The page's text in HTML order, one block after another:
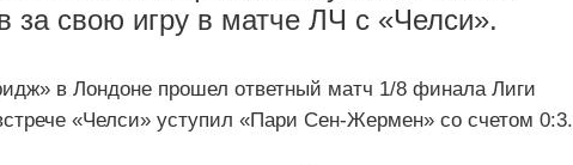
за свою игру в матче ЛЧ с «Челси».
в Лондоне прошел ответный матч 1/8 финала Лиги
«Челси» уступил «Пари Сен-Жермен» со счетом 0:3.